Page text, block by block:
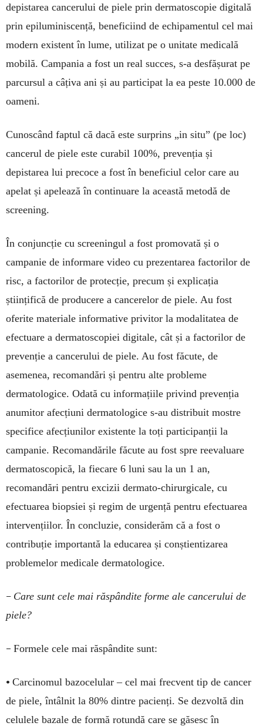
depistarea cancerului de piele prin dermatoscopie digitală
prin epiluminiscență, beneficiind de echipamentul cel mai
modern existent în lume, utilizat pe o unitate medicală
mobilă. Campania a fost un real succes, s-a desfășurat pe
parcursul a câțiva ani și au participat la ea peste 10.000 de
oameni.
Cunoscând faptul că dacă este surprins „in situ” (pe loc)
cancerul de piele este curabil 100%, prevenția și
depistarea lui precoce a fost în beneficiul celor care au
apelat și apelează în continuare la această metodă de
screening.
În conjuncție cu screeningul a fost promovată și o
campanie de informare video cu prezentarea factorilor de
risc, a factorilor de protecție, precum și explicația
științifică de producere a cancerelor de piele. Au fost
oferite materiale informative privitor la modalitatea de
efectuare a dermatoscopiei digitale, cât și a factorilor de
prevenție a cancerului de piele. Au fost făcute, de
asemenea, recomandări și pentru alte probleme
dermatologice. Odată cu informațiile privind prevenția
anumitor afecțiuni dermatologice s-au distribuit mostre
specifice afecțiunilor existente la toți participanții la
campanie. Recomandările făcute au fost spre reevaluare
dermatoscopică, la fiecare 6 luni sau la un 1 an,
recomandări pentru excizii dermato-chirurgicale, cu
efectuarea biopsiei și regim de urgență pentru efectuarea
intervențiilor. În concluzie, considerăm că a fost o
contribuție importantă la educarea și conștientizarea
problemelor medicale dermatologice.
– Care sunt cele mai răspândite forme ale cancerului de
piele?
– Formele cele mai răspândite sunt:
• Carcinomul bazocelular – cel mai frecvent tip de cancer
de piele, întâlnit la 80% dintre pacienți. Se dezvoltă din
celulele bazale de formă rotundă care se găsesc în